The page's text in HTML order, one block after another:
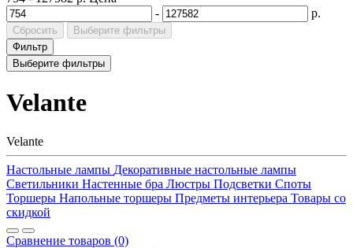
-
р.
Сбросить
Выберите фильтры
Фильтр
Выберите фильтры
Velante
Velante
Настольные лампы Декоративные настольные лампы
Светильники Настенные бра Люстры Подсветки Споты
Торшеры Напольные торшеры Предметы интерьера Товары со
скидкой
Сравнение товаров (0)